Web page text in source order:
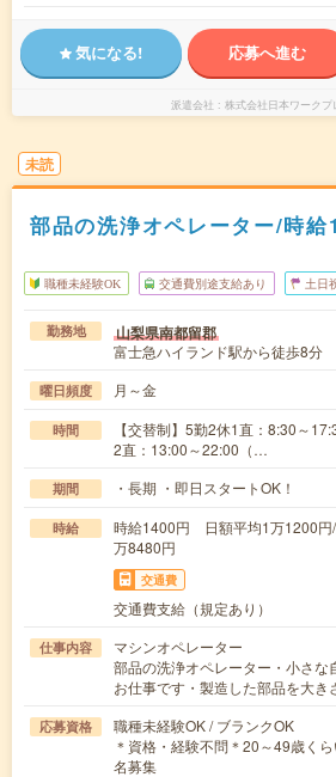
気になる! 応募へ進む
派遣会社 株式会社日本ワークプ
未読
部品の洗浄オペレーター/時給
職種未経験OK 交通費別途支給あり 土日
勤務地 山梨県南都留郡
富士急ハイランド駅から徒歩8分
曜日頻度 月～金
時間
【交替制】5勤2休1直：8:30～
2直：13:00～22:00（…
期間 ・長期 ・即日スタートOK！
時給
時給1400円 日額平均1万1200円
万8480円
交通費
交通費支給（規定あり）
仕事内容
マシンオペレーター
部品の洗浄オペレーター・小さな
お仕事です・製造した部品を大
応募資格
職種未経験OK / ブランクOK
＊資格・経験不問＊20～49歳く
名募集